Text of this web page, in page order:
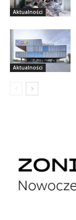
Aktualności
Aktualności